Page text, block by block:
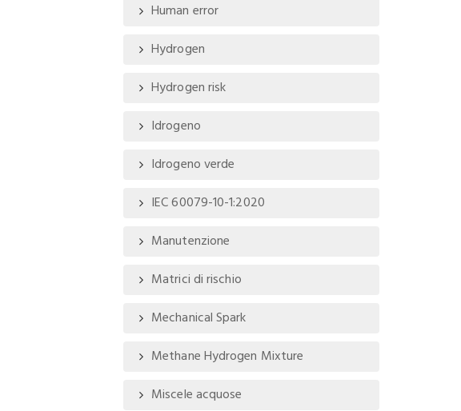
Human error
Hydrogen
Hydrogen risk
Idrogeno
Idrogeno verde
IEC 60079-10-1:2020
Manutenzione
Matrici di rischio
Mechanical Spark
Methane Hydrogen Mixture
Miscele acquose